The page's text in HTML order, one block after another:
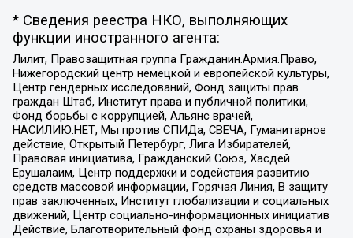
* Сведения реестра НКО, выполняющих
функции иностранного агента:
Лилит, Правозащитная группа Гражданин.Армия.Право,
Нижегородский центр немецкой и европейской культуры,
Центр гендерных исследований, Фонд защиты прав
граждан Штаб, Институт права и публичной политики,
Фонд борьбы с коррупцией, Альянс врачей,
НАСИЛИЮ.НЕТ, Мы против СПИДа, СВЕЧА, Гуманитарное
действие, Открытый Петербург, Лига Избирателей,
Правовая инициатива, Гражданский Союз, Хасдей
Ерушалаим, Центр поддержки и содействия развитию
средств массовой информации, Горячая Линия, В защиту
прав заключенных, Институт глобализации и социальных
движений, Центр социально-информационных инициатив
Действие, Благотворительный фонд охраны здоровья и